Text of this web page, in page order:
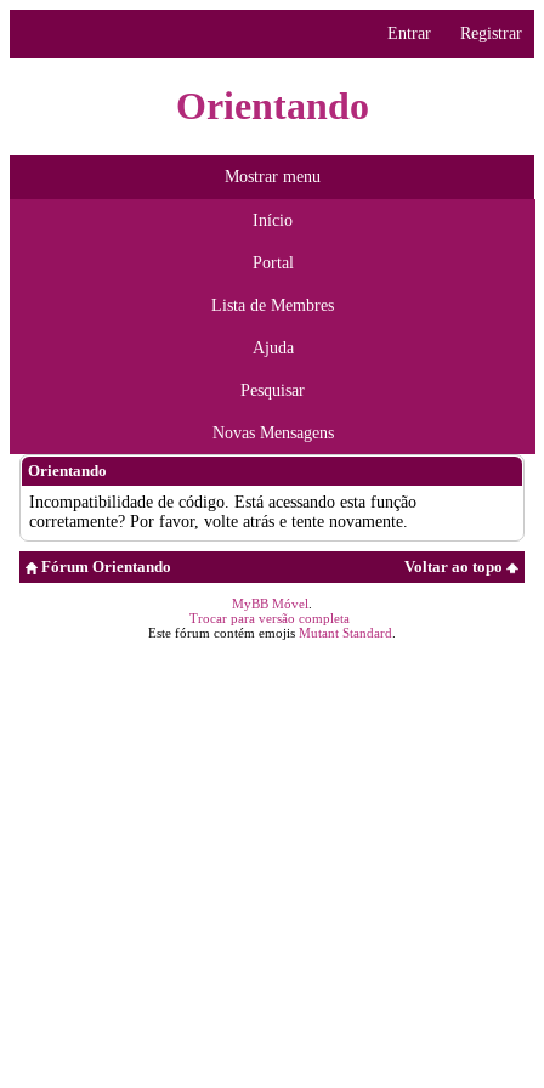
Entrar Registrar
Orientando
Mostrar menu
Início
Portal
Lista de Membres
Ajuda
Pesquisar
Novas Mensagens
Orientando
Incompatibilidade de código. Está acessando esta função
corretamente? Por favor, volte atrás e tente novamente.
Voltar ao topo
Fórum Orientando
MyBB Móvel
Trocar para versão completa
Este fórum contém emojis Mutant Standard